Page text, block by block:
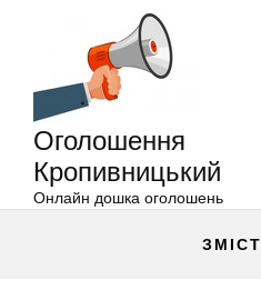
Оголошення
Кропивницький
Онлайн дошка оголошень
ЗМІСТ